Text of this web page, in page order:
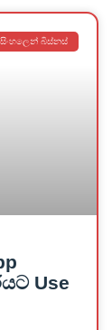
සිංහලෙන් බිස්නස්
Use